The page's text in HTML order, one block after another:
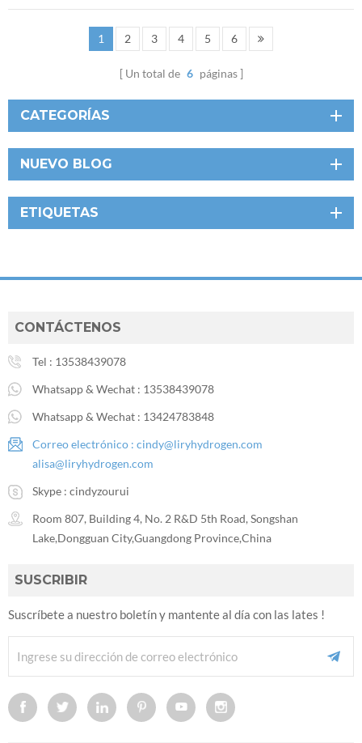
1 2 3 4 5 6
Un total de 6 páginas
CATEGORÍAS
NUEVO BLOG
ETIQUETAS
CONTÁCTENOS
Tel : 13538439078
Whatsapp & Wechat : 13538439078
Whatsapp & Wechat : 13424783848
Correo electrónico : cindy@liryhydrogen.com
alisa@liryhydrogen.com
Skype : cindyzourui
Room 807, Building 4, No. 2 R&D 5th Road, Songshan
Lake,Dongguan City,Guangdong Province,China
SUSCRIBIR
Suscríbete a nuestro boletín y mantente al día con las lates !